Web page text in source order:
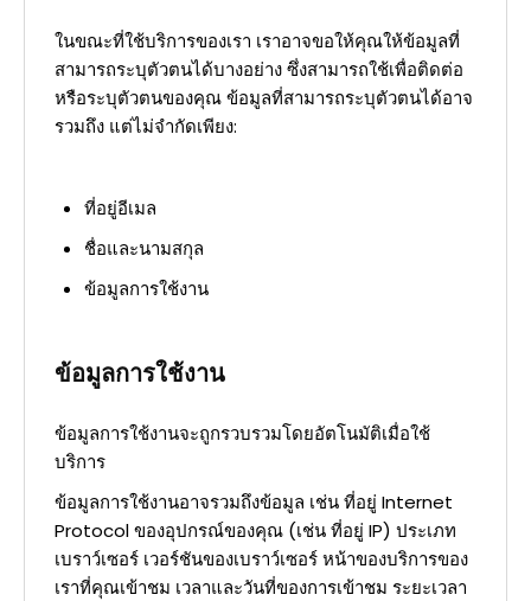
ในขณะที่ใช้บริการของเรา เราอาจขอให้คุณให้ข้อมูลที่
สามารถระบุตัวตนได้บางอย่าง ซึ่งสามารถใช้เพื่อติดต่อ
หรือระบุตัวตนของคุณ ข้อมูลที่สามารถระบุตัวตนได้อาจ
รวมถึง แต่ไม่จำกัดเพียง:
ที่อยู่อีเมล
ชื่อและนามสกุล
ข้อมูลการใช้งาน
ข้อมูลการใช้งาน
ข้อมูลการใช้งานจะถูกรวบรวมโดยอัตโนมัติเมื่อใช้
บริการ
ข้อมูลการใช้งานอาจรวมถึงข้อมูล เช่น ที่อยู่ Internet
Protocol ของอุปกรณ์ของคุณ (เช่น ที่อยู่ IP) ประเภท
เบราว์เซอร์ เวอร์ชันของเบราว์เซอร์ หน้าของบริการของ
เราที่คุณเข้าชม เวลาและวันที่ของการเข้าชม ระยะเวลา